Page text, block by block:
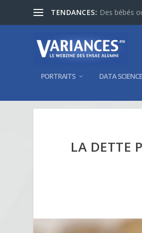
TENDANCES: Des bébés
PORTRAITS DATA
LA DETTE